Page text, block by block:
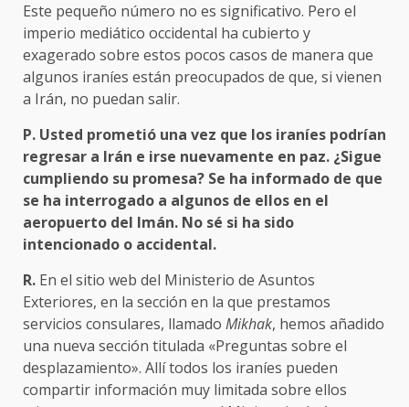
Este pequeño número no es significativo. Pero el
imperio mediático occidental ha cubierto y
exagerado sobre estos pocos casos de manera que
algunos iraníes están preocupados de que, si vienen
a Irán, no puedan salir.
P. Usted prometió una vez que los iraníes podrían
regresar a Irán e irse nuevamente en paz. ¿Sigue
cumpliendo su promesa? Se ha informado de que
se ha interrogado a algunos de ellos en el
aeropuerto del Imán. No sé si ha sido
intencionado o accidental.
R. En el sitio web del Ministerio de Asuntos
Exteriores, en la sección en la que prestamos
servicios consulares, llamado Mikhak, hemos añadido
una nueva sección titulada «Preguntas sobre el
desplazamiento». Allí todos los iraníes pueden
compartir información muy limitada sobre ellos